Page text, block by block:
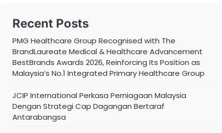
Recent Posts
PMG Healthcare Group Recognised with The
BrandLaureate Medical & Healthcare Advancement
BestBrands Awards 2026, Reinforcing Its Position as
Malaysia’s No.1 Integrated Primary Healthcare Group
JCIP International Perkasa Perniagaan Malaysia
Dengan Strategi Cap Dagangan Bertaraf
Antarabangsa